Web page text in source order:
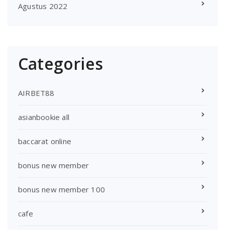
Agustus 2022
Categories
AIRBET88
asianbookie all
baccarat online
bonus new member
bonus new member 100
cafe